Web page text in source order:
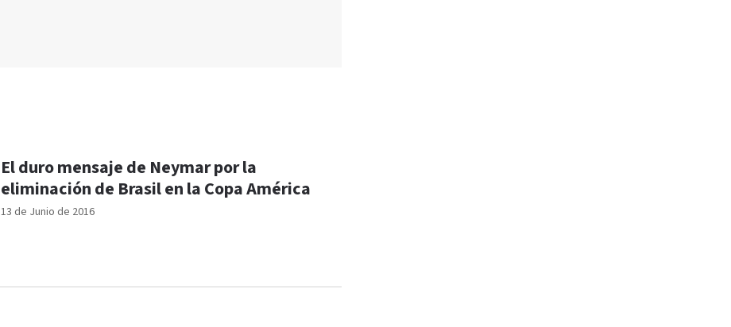
13 de Junio de 2016
El duro mensaje de Neymar por la
eliminación de Brasil en la Copa América